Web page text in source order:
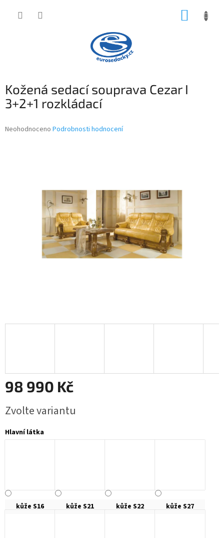
Kožená sedací souprava Cezar I
3+2+1 rozkládací
Průměrné
Neohodnoceno Podrobnosti hodnocení
98 990 Kč
cena:
Zvolte variantu
Hlavní látka
kůže S16 kůže S21 kůže S22 kůže S27